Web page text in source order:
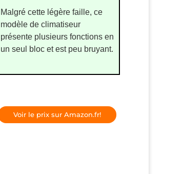
Malgré cette légère faille, ce
modèle de climatiseur
présente plusieurs fonctions en
un seul bloc et est peu bruyant.
Voir le prix sur Amazon.fr!